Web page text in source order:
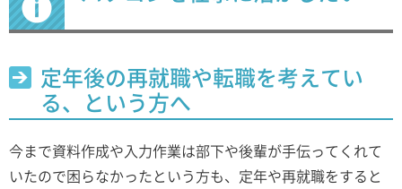
定年後の再就職や転職を考えてい
る、という方へ
今まで資料作成や入力作業は部下や後輩が手伝ってくれて
いたので困らなかったという方も、定年や再就職をすると